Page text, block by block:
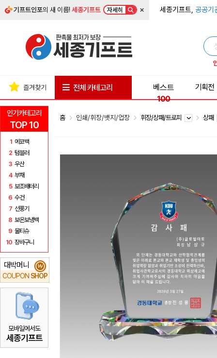
기프트인포의 새 이름!세종기프트 자세히 × 세종기프트, 공공기
인기카테고리
TOP 10
1 에코백
2 텀블러
3 우산
4 부채
5 보조배터리
6 수건
7 선풍기
8 보온보냉백
9 물티슈
10 장바구니
대박머니
COUPON SHOP
₩
모바일에서도
세종기프트
즐겨찾기 전체 카테고리
베스트
100
기획전
홈 인쇄/휘장/뱃지/업장 휘장/상패/트로피 상패